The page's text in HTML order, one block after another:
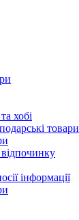
хобі
товари
інформації